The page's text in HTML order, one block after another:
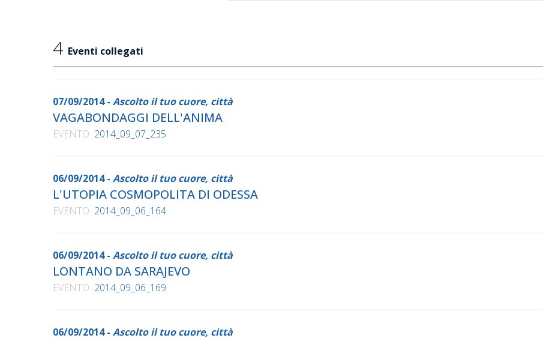
4 Eventi collegati
07/09/2014 - Ascolto il tuo cuore, città
VAGABONDAGGI DELL'ANIMA
EVENTO 2014_09_07_235
06/09/2014 - Ascolto il tuo cuore, città
L'UTOPIA COSMOPOLITA DI ODESSA
EVENTO 2014_09_06_164
06/09/2014 - Ascolto il tuo cuore, città
LONTANO DA SARAJEVO
EVENTO 2014_09_06_169
06/09/2014 - Ascolto il tuo cuore, città